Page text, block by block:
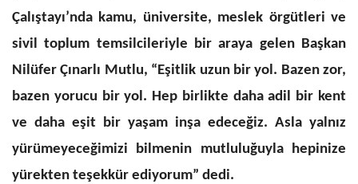
Çalıştayı’nda kamu, üniversite, meslek örgütleri ve
sivil toplum temsilcileriyle bir araya gelen Başkan
Nilüfer Çınarlı Mutlu, “Eşitlik uzun bir yol. Bazen zor,
bazen yorucu bir yol. Hep birlikte daha adil bir kent
ve daha eşit bir yaşam inşa edeceğiz. Asla yalnız
yürümeyeceğimizi bilmenin mutluluğuyla hepinize
yürekten teşekkür ediyorum” dedi.